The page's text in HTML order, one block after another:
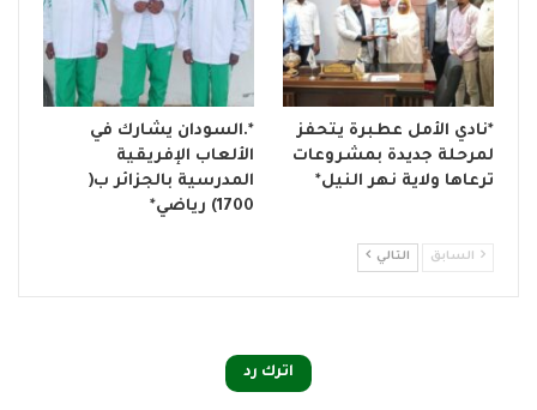
*نادي الأمل عطبرة يتحفز
لمرحلة جديدة بمشروعات
ترعاها ولاية نهر النيل*
*.السودان يشارك في
الألعاب الإفريقية
المدرسية بالجزائر ب(
1700) رياضي*
السابق التالي
اترك رد